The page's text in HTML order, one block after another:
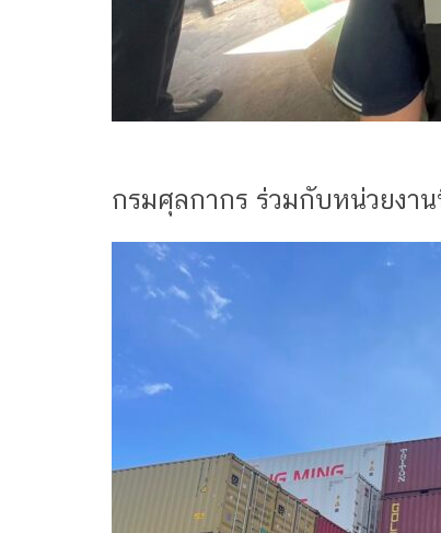
กรมศุลกากร ร่วมกับหน่วยงา